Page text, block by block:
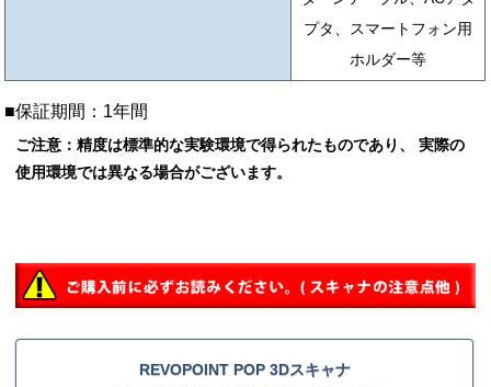
プタ、スマートフォン用
ホルダー等
■保証期間：1年間
ご注意：精度は標準的な実験環境で得られたものであり、 実際の
使用環境では異なる場合がございます。
REVOPOINT POP 3Dスキャナ